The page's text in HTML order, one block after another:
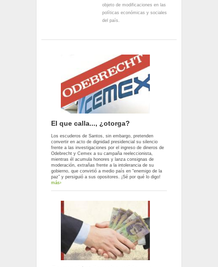
objeto de modificaciones en las
políticas económicas y sociales
del país.
El que calla..., ¿otorga?
Los escuderos de Santos, sin embargo, pretenden
convertir en acto de dignidad presidencial su silencio
frente a las investigaciones por el ingreso de dineros de
Odebrecht y Cemex a su campaña reeleccionista,
mientras él acumula honores y lanza consignas de
moderación, extrañas frente a la intolerancia de su
gobierno, que convirtió a medio país en “enemigo de la
paz” y persiguió a sus opositores. ¡Sé por qué lo digo!
más›